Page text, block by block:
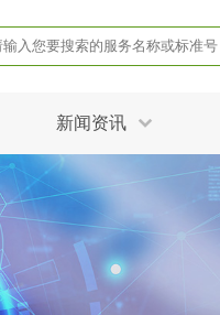
新闻资讯
电磁辐射检测
土壤检测
病毒杀灭试验
防护产品检测
成分分析化验